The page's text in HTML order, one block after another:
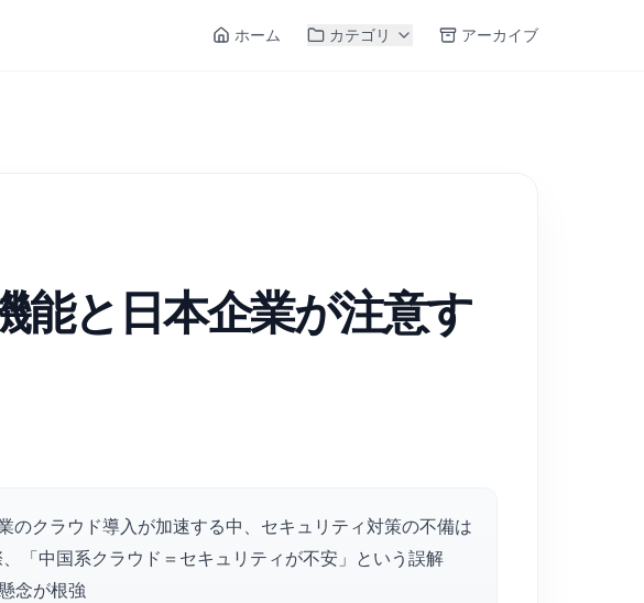
ホーム カテゴリ アーカイブ
能と日本企業が注意す
クラウド導入が加速する中、セキュリティ対策の不備は
「中国系クラウド＝セキュリティが不安」という誤解
念が根強